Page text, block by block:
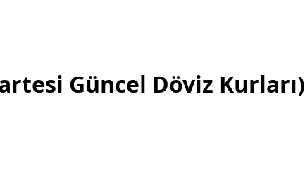
Güncel Döviz Kurları)